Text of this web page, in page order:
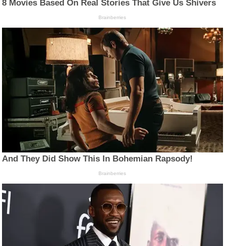
8 Movies Based On Real Stories That Give Us Shivers
Brainberries
And They Did Show This In Bohemian Rapsody!
Brainberries